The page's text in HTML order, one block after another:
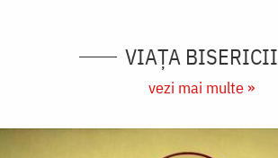
VIAȚA BISERICII
vezi mai multe »